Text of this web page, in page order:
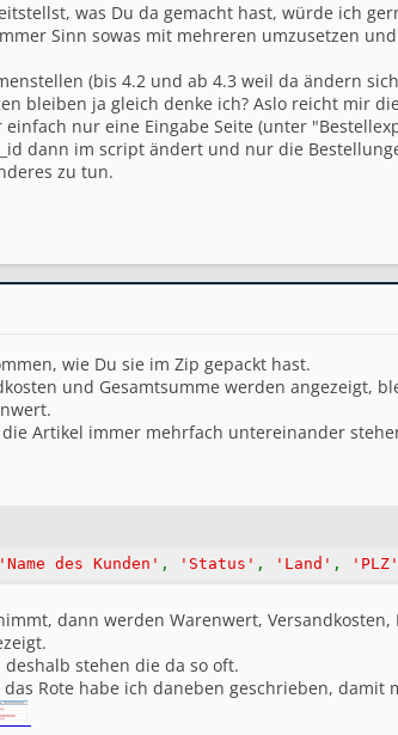
was Du da gemacht hast, würde ich
Sinn sowas mit mehreren umzusetzen
(bis 4.2 und ab 4.3 weil da ändern
bleiben ja gleich denke ich? Aslo reicht mir
einfach nur eine Eingabe Seite (unter
dann im script ändert und nur die
zu tun.
wie Du sie im Zip gepackt hast.
und Gesamtsumme werden angezeigt,
Artikel immer mehrfach untereinander
'Name des Kunden' , 'Status' , 'Land' , 'PLZ'
dann werden Warenwert,
stehen die da so oft.
Rote habe ich daneben geschrieben, damit